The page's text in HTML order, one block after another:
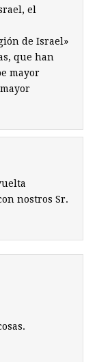
el
de Israel»
que han
mayor
nostros Sr.